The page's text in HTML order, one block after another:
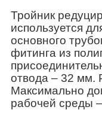
Тройник
используется
основного
фитинга из
отвода – 32 мм.
Максимально
рабочей среды